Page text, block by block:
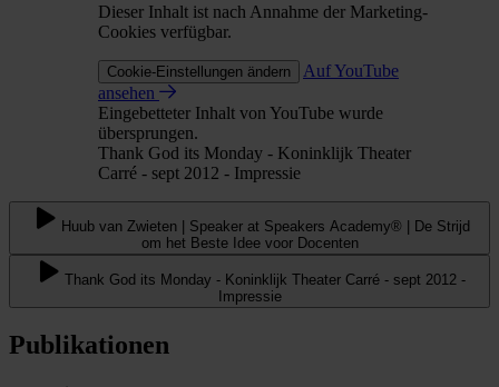
Dieser Inhalt ist nach Annahme der Marketing-
Cookies verfügbar.
Cookie-Einstellungen ändern
Auf YouTube
ansehen
Eingebetteter Inhalt von YouTube wurde
übersprungen.
Thank God its Monday - Koninklijk Theater
Carré - sept 2012 - Impressie
Huub van Zwieten | Speaker at Speakers Academy® | De Strijd
om het Beste Idee voor Docenten
Thank God its Monday - Koninklijk Theater Carré - sept 2012 -
Impressie
Publikationen